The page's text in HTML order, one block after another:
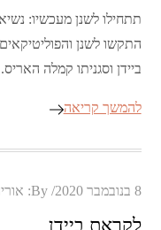
תתחילו לשנן מעכשיו:
התקשו לשנן
ביידן וסגניתו קמלה
להמשך קריאה
Posted
on
8 בנובמבר 2020 By:
לקראת ביידן